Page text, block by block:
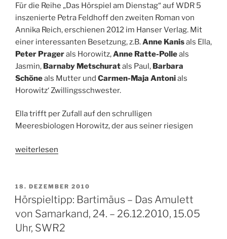
Für die Reihe „Das Hörspiel am Dienstag“ auf WDR 5
inszenierte Petra Feldhoff den zweiten Roman von
Annika Reich, erschienen 2012 im Hanser Verlag. Mit
einer interessanten Besetzung, z.B.Anne Kanisals Ella,
Peter Pragerals Horowitz,Anne Ratte-Polleals
Jasmin, Barnaby Metschuratals Paul, Barbara
Schöneals Mutter und Carmen-Maja Antonials
Horowitz‘ Zwillingsschwester.
Ella trifft per Zufall auf den schrulligen
Meeresbiologen Horowitz, der aus seiner riesigen
„Hörspieltipp:
über
dem
Meer.
Von
Annika
weiterlesen
VERÖFFENTLICHT
AM
18. DEZEMBER 2010
Hörspieltipp: Bartimäus – Das Amulett
von Samarkand, 24. – 26.12.2010, 15.05
Uhr, SWR2